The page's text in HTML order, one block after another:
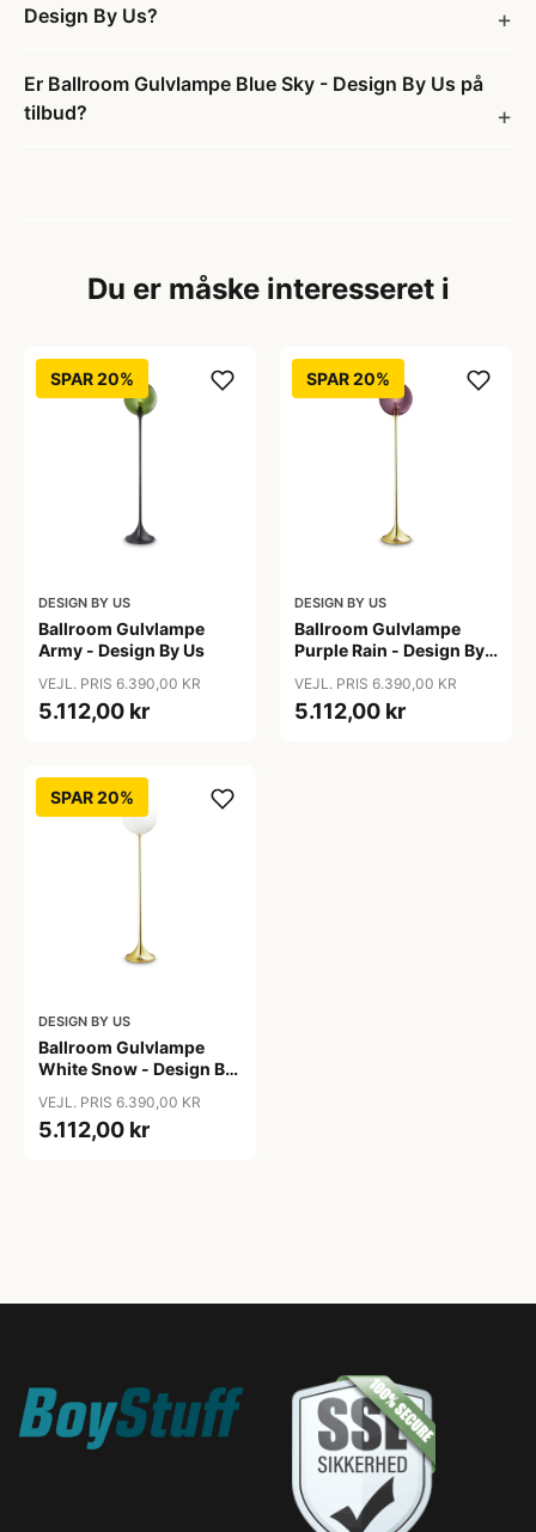
Design By Us?
Er Ballroom Gulvlampe Blue Sky - Design By Us på
tilbud?
Du er måske interesseret i
SPAR 20%
DESIGN BY US
Ballroom Gulvlampe
Army - Design By Us
VEJL. PRIS 6.390,00 KR
5.112,00 kr
SPAR 20%
DESIGN BY US
Ballroom Gulvlampe
Purple Rain - Design By
VEJL. PRIS 6.390,00 KR
5.112,00 kr
SPAR 20%
DESIGN BY US
Ballroom Gulvlampe
White Snow - Design By
VEJL. PRIS 6.390,00 KR
5.112,00 kr